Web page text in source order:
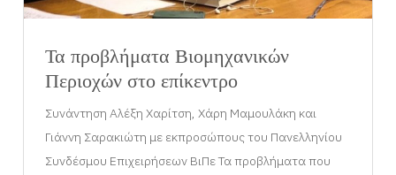
Τα προβλήματα Βιομηχανικών
Περιοχών στο επίκεντρο
Συνάντηση Αλέξη Χαρίτση, Χάρη Μαμουλάκη και
Γιάννη Σαρακιώτη με εκπροσώπους του Πανελληνίου
Συνδέσμου Επιχειρήσεων ΒιΠε Τα προβλήματα που